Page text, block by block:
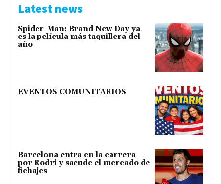
Latest news
Spider-Man: Brand New Day ya
es la película más taquillera del
año
EVENTOS COMUNITARIOS
Barcelona entra en la carrera
por Rodri y sacude el mercado de
fichajes